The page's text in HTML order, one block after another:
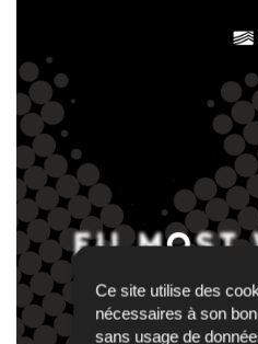
Ce site utilise des
nécessaires à son
sans usage de
Hondsstaffel bei Exercicer
#ZesummeFirIech
Police Luxembourg
Luxembourg,
huet d'Police de 30. Juli
duerchgefouert, bei
der ëffentlecher